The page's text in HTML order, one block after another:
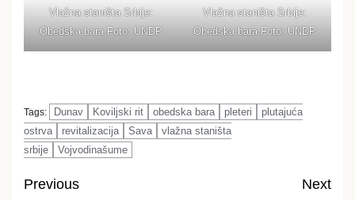
Vlažna staništa Srbije:
Obedska bara.Foto: UNDP
Vlažna staništa Srbije:
Obedska bara.Foto: UNDP
Tags: Dunav Koviljski rit obedska bara pleteri
plutajuća
ostrva
revitalizacija Sava
vlažna staništa
srbije
Vojvodinašume
Previous
Next